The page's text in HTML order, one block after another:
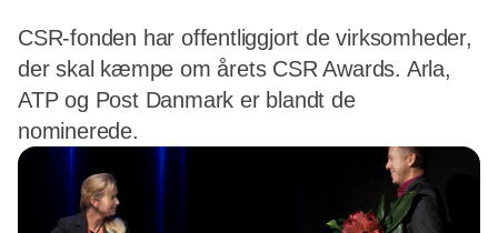
CSR-fonden har offentliggjort de virksomheder,
der skal kæmpe om årets CSR Awards. Arla,
ATP og Post Danmark er blandt de
nominerede.